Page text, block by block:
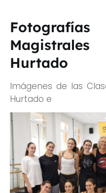
Hurtado
Imágenes de las
Hurtado e